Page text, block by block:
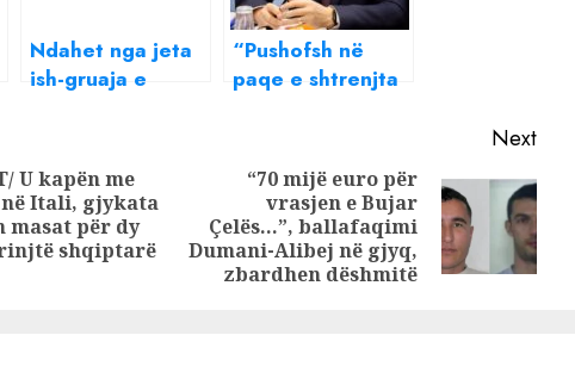
Ndahet nga jeta
ish-gruaja e
“Pushofsh në
paqe e shtrenjta
bashkëshortja e
ish-ministrit të
Brendshëm,
Sandër Lleshaj
post:
U kapën me
Itali, gjykata
masat për dy
shqiptarë
Next
Next
post:
“70 mijë euro për
vrasjen e Bujar
Çelës…”, ballafaqimi
Dumani-Alibej në gjyq,
zbardhen dëshmitë